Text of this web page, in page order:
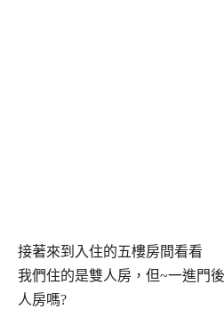
接著來到入住的五樓房間看看
我們住的是雙人房，但~一進門
人房嗎?